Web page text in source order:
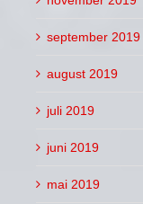
september 2019
august 2019
juli 2019
juni 2019
mai 2019